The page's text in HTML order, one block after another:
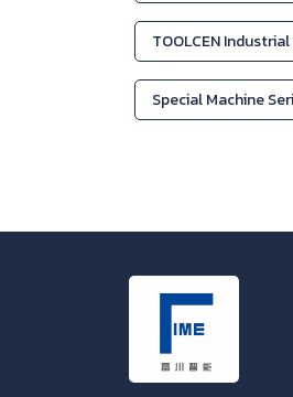
TOOLCEN
Special Machine